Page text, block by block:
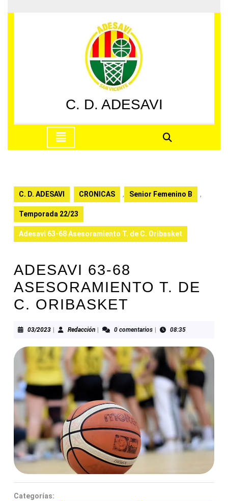
al
C. D. ADESAVI
apertura
C. D. ADESAVI CRONICAS , Senior Femenino B ,
Temporada 22/23
Adesavi 63-68 Asesoramiento T. de C. Oribasket
ADESAVI 63-68
ASESORAMIENTO T. DE
C. ORIBASKET
03/202303/2023RedacciónRedacción0 comentarios 08:35
Categorías: